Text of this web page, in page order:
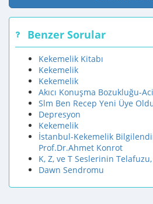
Benzer Sorular
Kekemelik Kitabı
Kekemelik
Kekemelik
Akıcı Konuşma Bozukluğu-
Slm Ben Recep Yeni Üye
Depresyon
Kekemelik
İstanbul-Kekemelik
Prof.Dr.Ahmet Konrot
K, Z, ve T Seslerinin
Dawn Sendromu